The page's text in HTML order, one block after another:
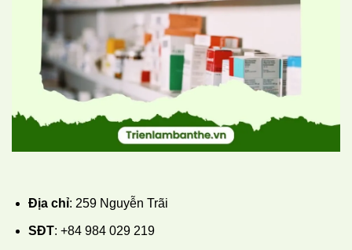
Địa chỉ: 259 Nguyễn Trãi
SĐT: +84 984 029 219